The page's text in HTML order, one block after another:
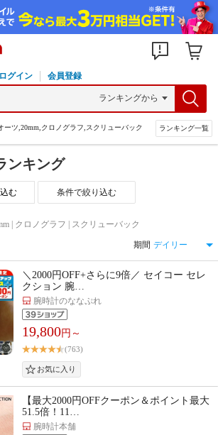
ログイン 会員登録
ーツ,20mm,クロノグラフ,スクリューバック ランキング一覧
ンキング
条件で絞り込む
| クロノグラフ | スクリューバック
期間
＼2000円OFF+さらに9倍／ セイコー セレ
クション 腕…
腕時計のななぷれ
19,800円～
(763)
【最大2000円OFFクーポン＆ポイント最大
51.5倍！11…
腕時計本舗